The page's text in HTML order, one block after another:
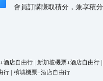
會員訂購賺取積分，兼享積
酒店自由行 | 新加坡機票+酒店自由行 |
行 | 檳城機票+酒店自由行